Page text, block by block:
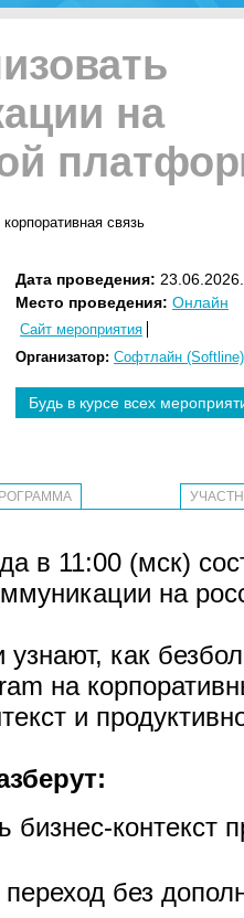
на
корпоративная связь
Дата проведения:
Место проведения: Онлайн
Сайт мероприятия
Организатор: Софтлайн (Softline)
Будь в курсе всех
в 11:00 (мск)
на
как
на
и
бизнес-контекст
без